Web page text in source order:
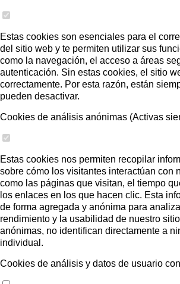
Estas cookies son esenciales para el
del sitio web y te permiten utilizar sus
como la navegación, el acceso a áreas
autenticación. Sin estas cookies, el sitio
correctamente. Por esta razón, están
pueden desactivar.
Cookies de análisis anónimas (Activas
Estas cookies nos permiten recopilar
sobre cómo los visitantes interactúan con
como las páginas que visitan, el tiempo
los enlaces en los que hacen clic. Esta
de forma agregada y anónima para
rendimiento y la usabilidad de nuestro
anónimas, no identifican directamente a
individual.
Cookies de análisis y datos de usuario